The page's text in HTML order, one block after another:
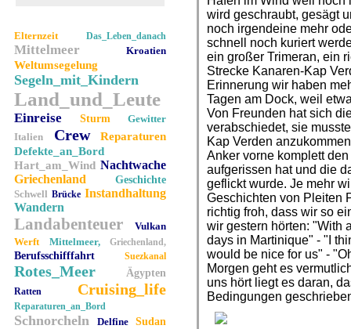
Elternzeit Das_Leben_danach
Mittelmeer Kroatien
Weltumsegelung
Segeln_mit_Kindern
Land_und_Leute
Einreise Sturm
Gewitter
Italien
Crew
Reparaturen
Defekte_an_Bord
Hart_am_Wind Nachtwache
Griechenland
Geschichte
Schwell Brücke Instandhaltung
Wandern
Landabenteuer
Vulkan
Werft
Mittelmeer, Griechenland,
Berufsschifffahrt Suezkanal
Rotes_Meer Ägypten
Ratten Cruising_life
Reparaturen_an_Bord
Schnorcheln Delfine
Sudan
wird geschraubt, gesägt
noch irgendeine mehr
schnell noch kuriert
ein großer Trimeran, ein
Strecke Kanaren-Kap
Erinnerung wir haben
Tagen am Dock, weil
Von Freunden hat sich
verabschiedet, sie
Kap Verden
Anker vorne komplett
aufgerissen hat und die
geflickt wurde. Je mehr
Geschichten von Pleiten
richtig froh, dass wir so
wir gestern hörten: "With
days in Martinique" - "I
would be nice for us" -
Morgen geht es
uns hört liegt es daran,
Bedingungen